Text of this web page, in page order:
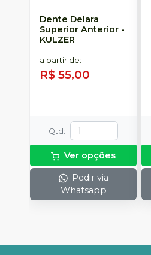
Dente Delara
Superior Anterior -
KULZER
a partir de:
R$ 55,00
Qtd :
Ver opções
Pedir via
Whatsapp